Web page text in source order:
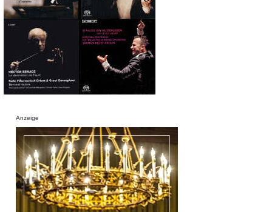
Anzeige